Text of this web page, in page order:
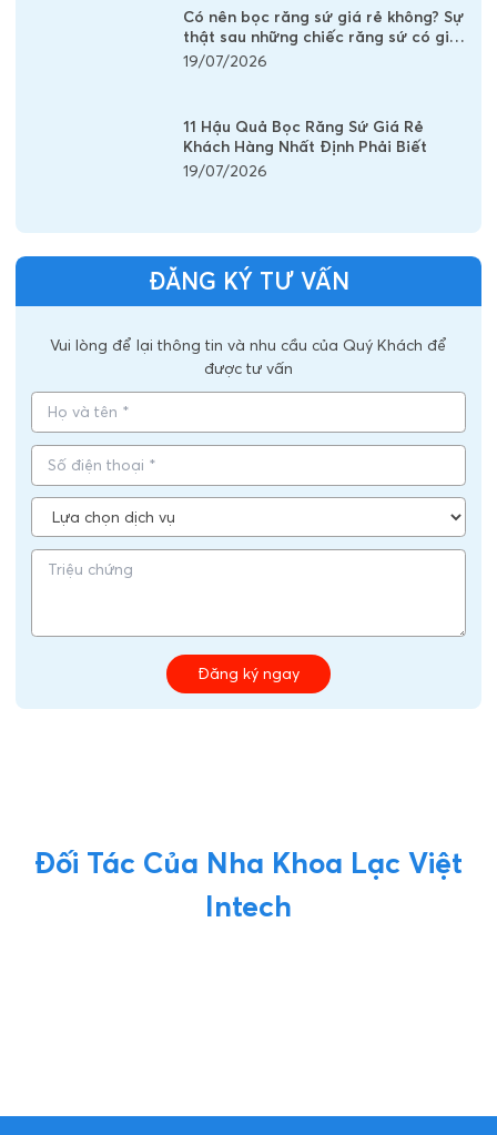
Có nên bọc răng sứ giá rẻ không? Sự
thật sau những chiếc răng sứ có giá
vài trăm nghìn
19/07/2026
11 Hậu Quả Bọc Răng Sứ Giá Rẻ
Khách Hàng Nhất Định Phải Biết
19/07/2026
ĐĂNG KÝ TƯ VẤN
Vui lòng để lại thông tin và nhu cầu của Quý Khách để
được tư vấn
Đăng ký ngay
Đối Tác Của Nha Khoa Lạc Việt
Intech